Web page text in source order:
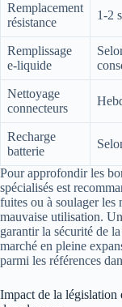
Remplacement
résistance
1-2
Remplissage
e-liquide
Nettoyage
connecteurs
Recharge
batterie
Pour approfondir les
spécialisés est
fuites ou à soulager les
mauvaise utilisation.
garantir la sécurité de
marché en pleine
parmi les références
Impact de la législation